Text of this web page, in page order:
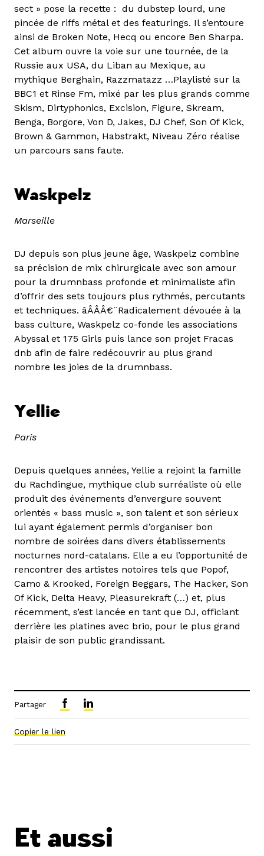
sect » pose la recette : du dubstep lourd, une
pincée de riffs métal et des featurings. Il s’entoure
ainsi de Broken Note, Hecq ou encore Ben Sharpa.
Cet album ouvre la voie sur une tournée, de la
Russie aux USA, du Liban au Mexique, au
mythique Berghain, Razzmatazz …Playlisté sur la
BBC1 et Rinse Fm, mixé par les plus grands comme
Skism, Dirtyphonics, Excision, Figure, Skream,
Benga, Borgore, Von D, Jakes, DJ Chef, Son Of Kick,
Brown & Gammon, Habstrakt, Niveau Zéro réalise
un parcours sans faute.
Waskpelz
Marseille
DJ depuis son plus jeune âge, Waskpelz combine
sa précision de mix chirurgicale avec son amour
pour la drumnbass profonde et minimaliste afin
d’offrir des sets toujours plus rythmés, percutants
et techniques. âÂÂÂ€¨Radicalement dévouée à la
bass culture, Waskpelz co-fonde les associations
Abyssal et 175 Girls puis lance son projet Fracas
dnb afin de faire redécouvrir au plus grand
nombre les joies de la drumnbass.
Yellie
Paris
Depuis quelques années, Yellie a rejoint la famille
du Rachdingue, mythique club surréaliste où elle
produit des événements d’envergure souvent
orientés « bass music », son talent et son sérieux
lui ayant également permis d’organiser bon
nombre de soirées dans divers établissements
nocturnes nord-catalans. Elle a eu l’opportunité de
rencontrer des artistes notoires tels que Popof,
Camo & Krooked, Foreign Beggars, The Hacker, Son
Of Kick, Delta Heavy, Pleasurekraft (…) et, plus
récemment, s’est lancée en tant que DJ, officiant
derrière les platines avec brio, pour le plus grand
plaisir de son public grandissant.
Partager
Copier le lien
Et aussi